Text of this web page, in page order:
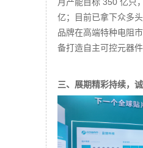
月产能目标 350 亿只
亿；目前已拿下众多
品牌在高端特种电阻
备打造自主可控元器件
三、展期精彩持续，